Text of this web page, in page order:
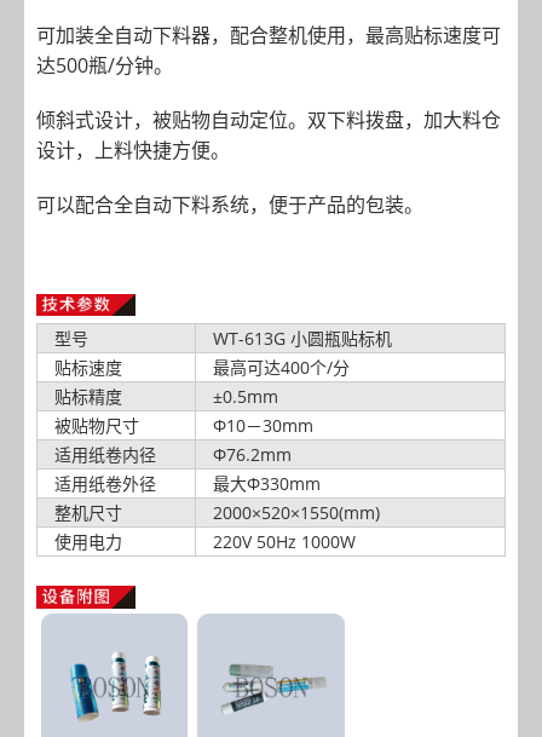
可加装全自动下料器，配合整机使用，最高贴标速度可
达500瓶/分钟。
倾斜式设计，被贴物自动定位。双下料拨盘，加大料仓
设计，上料快捷方便。
可以配合全自动下料系统，便于产品的包装。
型号
WT-613G 小圆瓶贴标机
贴标速度
最高可达400个/分
贴标精度
±0.5mm
被贴物尺寸
Φ10－30mm
适用纸卷内径
Φ76.2mm
适用纸卷外径
最大Φ330mm
整机尺寸
2000×520×1550(mm)
使用电力
220V 50Hz 1000W